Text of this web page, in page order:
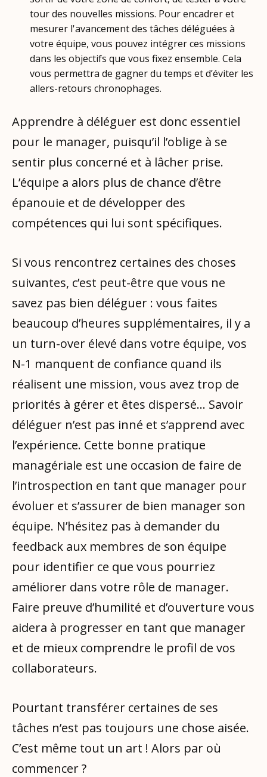
tour des nouvelles missions. Pour encadrer et
mesurer l'avancement des tâches déléguées à
votre équipe, vous pouvez intégrer ces missions
dans les objectifs que vous fixez ensemble. Cela
vous permettra de gagner du temps et d’éviter les
allers-retours chronophages.
Apprendre à déléguer est donc essentiel
pour le manager, puisqu’il l’oblige à se
sentir plus concerné et à lâcher prise.
L’équipe a alors plus de chance d’être
épanouie et de développer des
compétences qui lui sont spécifiques.
Si vous rencontrez certaines des choses
suivantes, c’est peut-être que vous ne
savez pas bien déléguer : vous faites
beaucoup d’heures supplémentaires, il y a
un turn-over élevé dans votre équipe, vos
N-1 manquent de confiance quand ils
réalisent une mission, vous avez trop de
priorités à gérer et êtes dispersé… Savoir
déléguer n’est pas inné et s’apprend avec
l’expérience. Cette bonne pratique
managériale est une occasion de faire de
l’introspection en tant que manager pour
évoluer et s’assurer de bien manager son
équipe. N’hésitez pas à demander du
feedback aux membres de son équipe
pour identifier ce que vous pourriez
améliorer dans votre rôle de manager.
Faire preuve d’humilité et d’ouverture vous
aidera à progresser en tant que manager
et de mieux comprendre le profil de vos
collaborateurs.
Pourtant transférer certaines de ses
tâches n’est pas toujours une chose aisée.
C’est même tout un art ! Alors par où
commencer ?